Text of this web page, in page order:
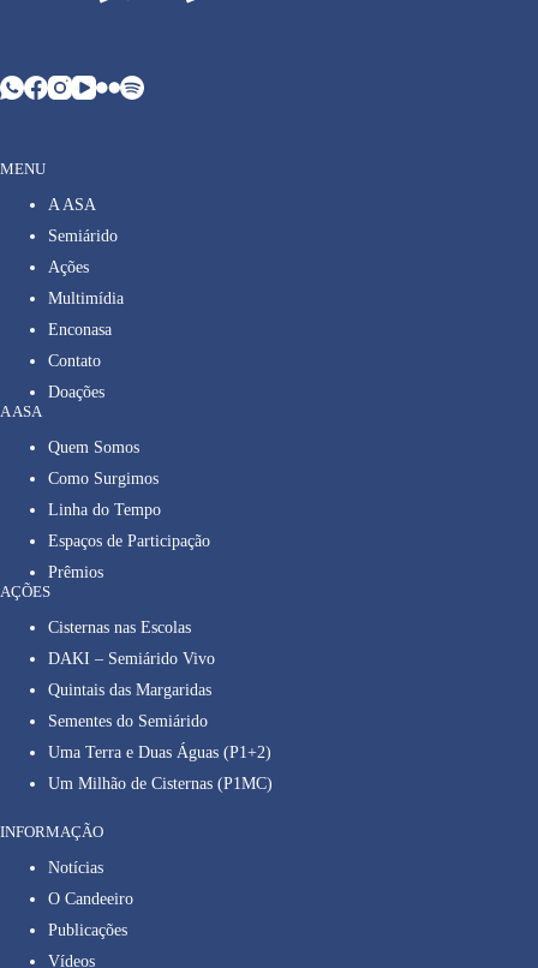
MENU
A ASA
Semiárido
Ações
Multimídia
Enconasa
Contato
Doações
A ASA
Quem Somos
Como Surgimos
Linha do Tempo
Espaços de Participação
Prêmios
AÇÕES
Cisternas nas Escolas
DAKI – Semiárido Vivo
Quintais das Margaridas
Sementes do Semiárido
Uma Terra e Duas Águas (P1+2)
Um Milhão de Cisternas (P1MC)
INFORMAÇÃO
Notícias
O Candeeiro
Publicações
Vídeos